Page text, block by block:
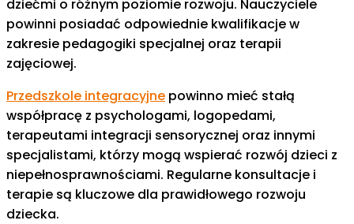
dziećmi o różnym poziomie rozwoju. Nauczyciele
powinni posiadać odpowiednie kwalifikacje w
zakresie pedagogiki specjalnej oraz terapii
zajęciowej.
Przedszkole integracyjne powinno mieć stałą
współpracę z psychologami, logopedami,
terapeutami integracji sensorycznej oraz innymi
specjalistami, którzy mogą wspierać rozwój dzieci z
niepełnosprawnościami. Regularne konsultacje i
terapie są kluczowe dla prawidłowego rozwoju
dziecka.